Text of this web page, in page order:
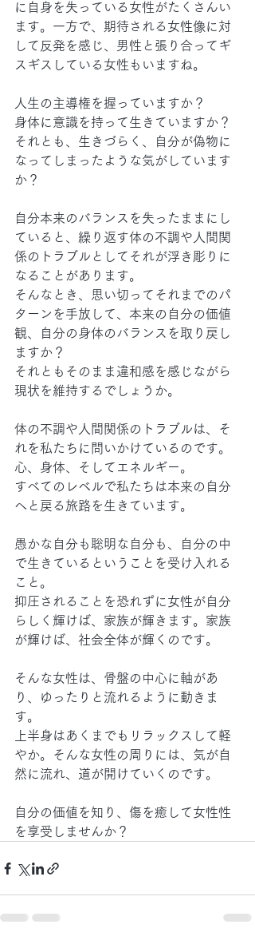
に自身を失っている女性がたくさんい
ます。一方で、期待される女性像に対
して反発を感じ、男性と張り合ってギ
スギスしている女性もいますね。
人生の主導権を握っていますか？
身体に意識を持って生きていますか？
それとも、生きづらく、自分が偽物に
なってしまったような気がしています
か？
自分本来のバランスを失ったままにし
ていると、繰り返す体の不調や人間関
係のトラブルとしてそれが浮き彫りに
なることがあります。
そんなとき、思い切ってそれまでのパ
ターンを手放して、本来の自分の価値
観、自分の身体のバランスを取り戻し
ますか？
それともそのまま違和感を感じながら
現状を維持するでしょうか。
体の不調や人間関係のトラブルは、そ
れを私たちに問いかけているのです。
心、身体、そしてエネルギー。
すべてのレベルで私たちは本来の自分
へと戻る旅路を生きています。
愚かな自分も聡明な自分も、自分の中
で生きているということを受け入れる
こと。
抑圧されることを恐れずに女性が自分
らしく輝けば、家族が輝きます。家族
が輝けば、社会全体が輝くのです。
そんな女性は、骨盤の中心に軸があ
り、ゆったりと流れるように動きま
す。
上半身はあくまでもリラックスして軽
やか。そんな女性の周りには、気が自
然に流れ、道が開けていくのです。
自分の価値を知り、傷を癒して女性性
を享受しませんか？